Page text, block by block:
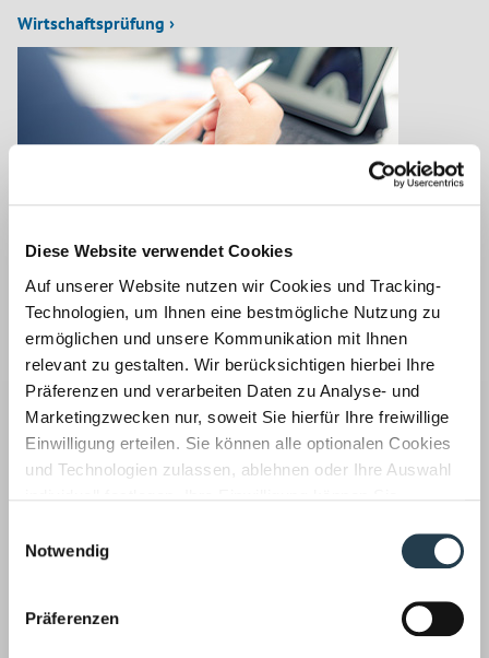
Diese Website verwendet Cookies
Auf unserer Website nutzen wir Cookies und Tracking-
Technologien, um Ihnen eine bestmögliche Nutzung zu
ermöglichen und unsere Kommunikation mit Ihnen
relevant zu gestalten. Wir berücksichtigen hierbei Ihre
Präferenzen und verarbeiten Daten zu Analyse- und
Marketingzwecken nur, soweit Sie hierfür Ihre freiwillige
Einwilligung erteilen. Sie können alle optionalen Cookies
und Technologien zulassen, ablehnen oder Ihre Auswahl
Informationen zu von uns und Drittanbietern eingesetzten
Technologien sowie zum Widerruf finden Sie in unserer
Notwendig
Präferenzen
Wirtschaftsprüfung ›
Jahresabschluss, implementieren Risikofrüherkennungs-
haben aktuelle Entscheidungen fest im Blick.
Steuerberatung ›
Unsere Steuerberater informieren unsere Mandanten
außergewöhnliche Gestaltungsmöglichkeiten u. v. m.